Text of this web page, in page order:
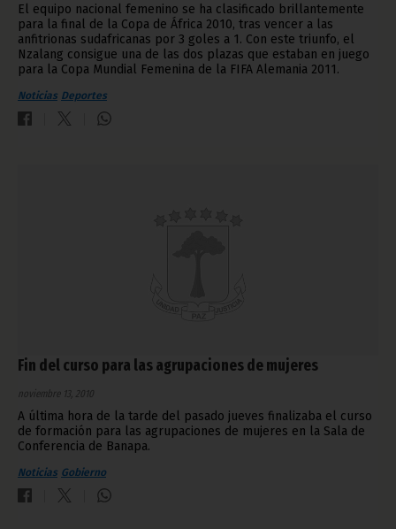
El equipo nacional femenino se ha clasificado brillantemente
para la final de la Copa de África 2010, tras vencer a las
anfitrionas sudafricanas por 3 goles a 1. Con este triunfo, el
Nzalang consigue una de las dos plazas que estaban en juego
para la Copa Mundial Femenina de la FIFA Alemania 2011.
Noticias Deportes
Fin del curso para las agrupaciones de mujeres
noviembre 13, 2010
A última hora de la tarde del pasado jueves finalizaba el curso
de formación para las agrupaciones de mujeres en la Sala de
Conferencia de Banapa.
Noticias Gobierno